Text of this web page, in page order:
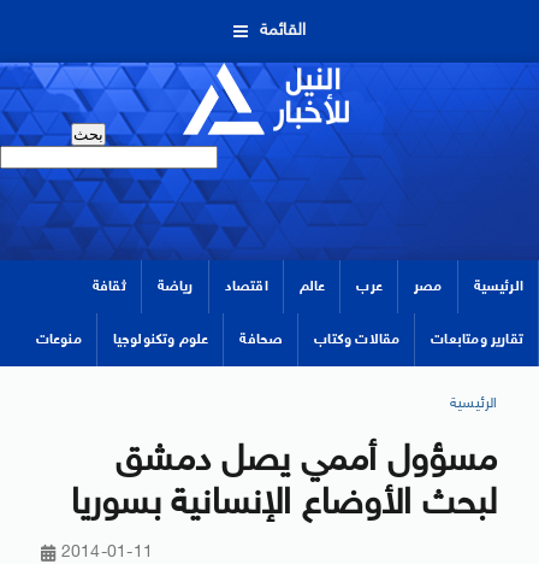
القائمة
الرئيسية مصر عرب عالم اقتصاد رياضة ثقافة
تقارير ومتابعات مقالات وكتاب صحافة علوم وتكنولوجيا منوعات
الرئيسية
مسؤول أممي يصل دمشق
لبحث الأوضاع الإنسانية بسوريا
2014-01-11